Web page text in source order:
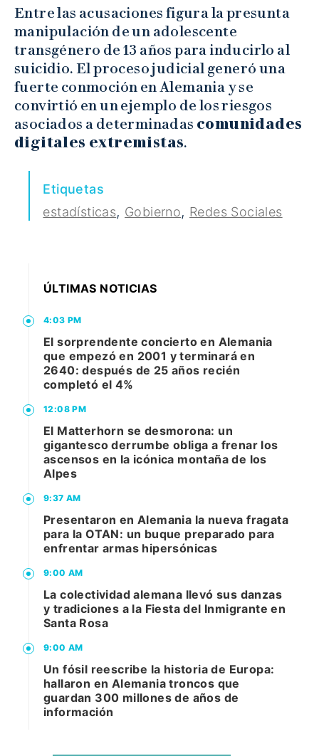
Entre las acusaciones figura la presunta
manipulación de un adolescente
transgénero de 13 años para inducirlo al
suicidio. El proceso judicial generó una
fuerte conmoción en Alemania y se
convirtió en un ejemplo de los riesgos
asociados a determinadas comunidades
digitales extremistas.
Etiquetas
estadísticas, Gobierno, Redes Sociales
ÚLTIMAS NOTICIAS
4:03 PM
El sorprendente concierto en Alemania
que empezó en 2001 y terminará en
2640: después de 25 años recién
completó el 4%
12:08 PM
El Matterhorn se desmorona: un
gigantesco derrumbe obliga a frenar los
ascensos en la icónica montaña de los
Alpes
9:37 AM
Presentaron en Alemania la nueva fragata
para la OTAN: un buque preparado para
enfrentar armas hipersónicas
9:00 AM
La colectividad alemana llevó sus danzas
y tradiciones a la Fiesta del Inmigrante en
Santa Rosa
9:00 AM
Un fósil reescribe la historia de Europa:
hallaron en Alemania troncos que
guardan 300 millones de años de
información